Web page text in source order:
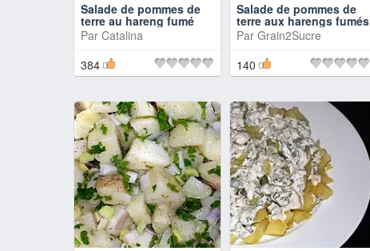
Salade de pommes de
terre au hareng fumé
Par Catalina
384
Salade de pommes de
terre aux harengs fumés
Par Grain2Sucre
140